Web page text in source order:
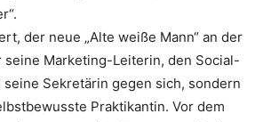
der neue „Alte weiße Mann“ an der
seine Marketing-Leiterin, den Social-
Sekretärin gegen sich, sondern
Praktikantin. Vor dem